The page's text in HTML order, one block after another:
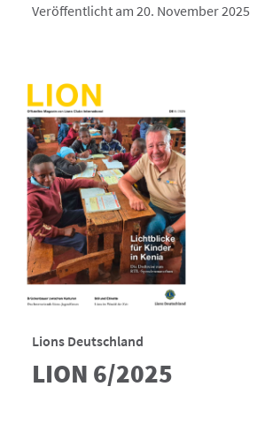
Veröffentlicht am 20. November 2025
Lions Deutschland
LION 6/2025